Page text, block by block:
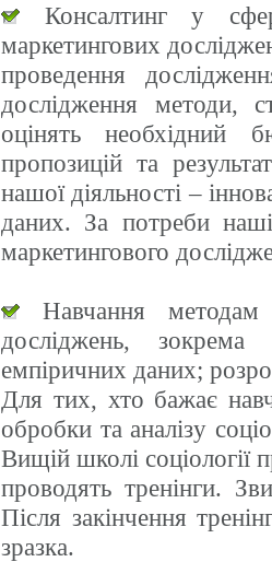
Консалтинг у
маркетингових
проведення
дослідження методи,
оцінять необхідний
пропозицій та
нашої діяльності –
даних. За потреби
маркетингового
Навчання методам
досліджень, зокрема
емпіричних даних;
Для тих, хто бажає
обробки та аналізу
Вищій школі соціології
проводять тренінги.
Після закінчення
зразка.